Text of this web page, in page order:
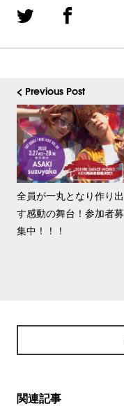
< Previous Post
全員が一丸となり作り出
す感動の舞台！参加者募
集中！！！
関連記事